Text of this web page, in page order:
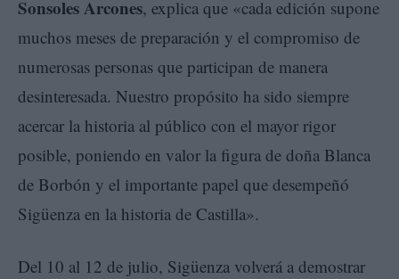
Sonsoles Arcones, explica que «cada edición supone
muchos meses de preparación y el compromiso de
numerosas personas que participan de manera
desinteresada. Nuestro propósito ha sido siempre
acercar la historia al público con el mayor rigor
posible, poniendo en valor la figura de doña Blanca
de Borbón y el importante papel que desempeñó
Sigüenza en la historia de Castilla».
Del 10 al 12 de julio, Sigüenza volverá a demostrar